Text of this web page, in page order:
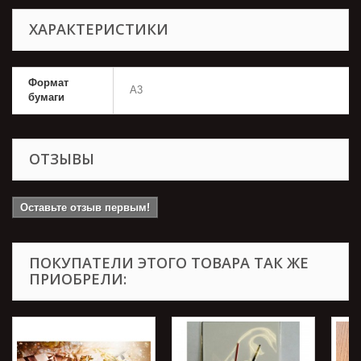
ХАРАКТЕРИСТИКИ
Формат
бумаги
А3
ОТЗЫВЫ
Оставьте отзыв первым!
ПОКУПАТЕЛИ ЭТОГО ТОВАРА ТАК ЖЕ
ПРИОБРЕЛИ: